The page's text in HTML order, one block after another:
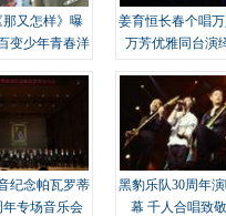
那又怎样》曝
变少年青春洋
姜育恒长春个唱
万芳优雅同台演
纪念帕瓦罗蒂
年专场音乐会
黑豹乐队30周年
幕 千人合唱致